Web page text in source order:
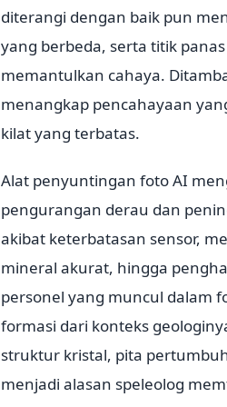
diterangi dengan baik pun
yang berbeda, serta titik
memantulkan cahaya.
menangkap pencahayaan
kilat yang terbatas.
Alat penyuntingan foto AI
pengurangan derau dan
akibat keterbatasan sensor,
mineral akurat, hingga
personel yang muncul dalam
formasi dari konteks
struktur kristal, pita
menjadi alasan speleolog